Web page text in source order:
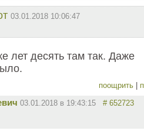
03.01.2018 10:06:47
лет десять там так. Даже
поощрить
03.01.2018 в 19:43:15 # 652723